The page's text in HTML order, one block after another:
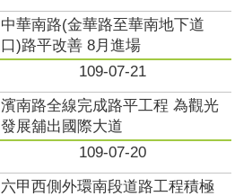
中華南路(金華路至華南地下道
口)路平改善 8月進場
109-07-21
濱南路全線完成路平工程 為觀光
發展舖出國際大道
109-07-20
六甲西側外環南段道路工程積極